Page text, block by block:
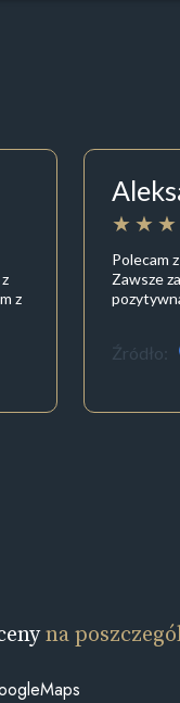
z
Polecam
Zawsze
Źródło:
na